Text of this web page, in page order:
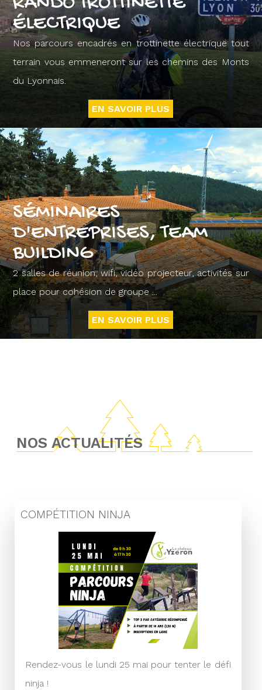
ÉLECTRIQUE
Nos parcours encadrés en trottinette électrique tout
terrain vous emmeneront sur les chemins des Monts
du Lyonnais.
EN SAVOIR PLUS
SÉMINAIRES
D'ENTREPRISES, TEAM
BUILDING
2 salles de réunion, wifi, vidéo projecteur, activités sur
place pour cohésion de groupe ...
EN SAVOIR PLUS
NOS ACTUALITÉS
COMPÉTITION NINJA
Rendez-vous le lundi 25 mai pour tenter le défi
ninja !